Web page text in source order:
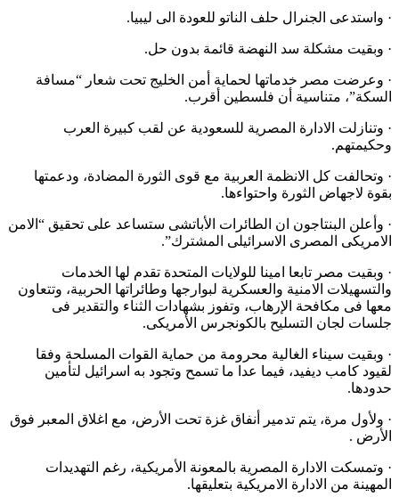
· واستدعى الجنرال حلف الناتو للعودة الى ليبيا.
· وبقيت مشكلة سد النهضة قائمة بدون حل.
· وعرضت مصر خدماتها لحماية أمن الخليج تحت شعار “مسافة
السكة”، متناسية أن فلسطين أقرب.
· وتنازلت الادارة المصرية للسعودية عن لقب كبيرة العرب
وحكيمتهم.
· وتحالفت كل الانظمة العربية مع قوى الثورة المضادة، ودعمتها
بقوة لاجهاض الثورة واحتواءها.
· وأعلن البنتاجون ان الطائرات الأباتشى ستساعد على تحقيق “الامن
الامريكى المصرى الاسرائيلى المشترك”.
· وبقيت مصر تابعا امينا للولايات المتحدة تقدم لها الخدمات
والتسهيلات الامنية والعسكرية لبوارجها وطائراتها الحربية، وتتعاون
معها فى مكافحة الإرهاب، وتفوز بشهادات الثناء والتقدير فى
جلسات لجان التسليح بالكونجرس الأمريكى.
· وبقيت سيناء الغالية محرومة من حماية القوات المسلحة وفقا
لقيود كامب ديفيد، فيما عدا ما تسمح وتجود به اسرائيل لتأمين
حدودها.
· ولأول مرة، يتم تدمير أنفاق غزة تحت الأرض، مع اغلاق المعبر فوق
الأرض .
· وتمسكت الادارة المصرية بالمعونة الأمريكية، رغم التهديدات
المهينة من الادارة الامريكية بتعليقها.